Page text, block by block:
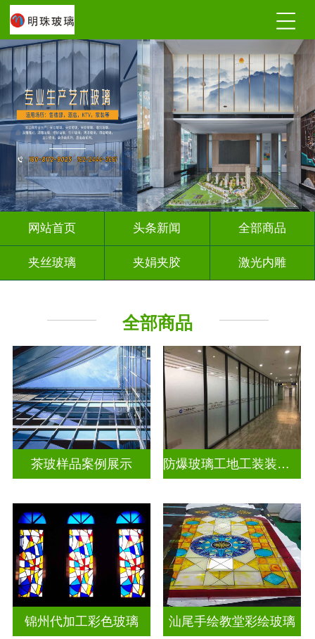
网站首页 头条新闻 全部商品
夹丝玻璃 夹娟夹胶 激光内雕
工程玻璃
全部商品
茶玻样品案例展示 防爆玻璃工地工装装饰玻璃
锦州代加工彩色玻璃 汕尾手绘教堂彩绘玻璃